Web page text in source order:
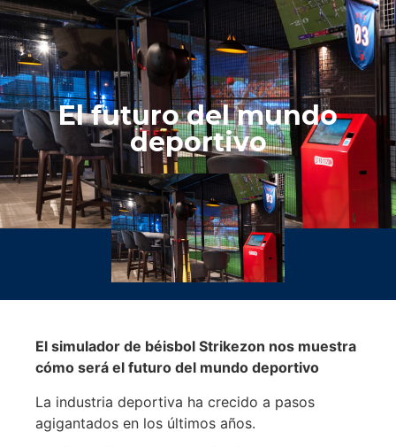
El futuro del mundo
deportivo
El simulador de béisbol Strikezon nos muestra
cómo será el futuro del mundo deportivo
La industria deportiva ha crecido a pasos
agigantados en los últimos años.